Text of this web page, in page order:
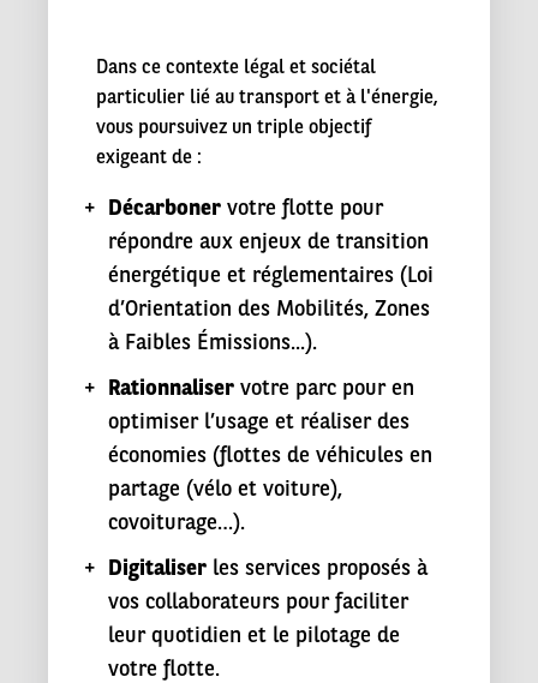
Dans ce contexte légal et sociétal
particulier lié au transport et à l'énergie,
vous poursuivez un triple objectif
exigeant de :
Décarboner votre flotte pour
répondre aux enjeux de transition
énergétique et réglementaires (Loi
d’Orientation des Mobilités, Zones
à Faibles Émissions...).
Rationnaliser votre parc pour en
optimiser l’usage et réaliser des
économies (flottes de véhicules en
partage (vélo et voiture),
covoiturage…).
Digitaliser les services proposés à
vos collaborateurs pour faciliter
leur quotidien et le pilotage de
votre flotte.